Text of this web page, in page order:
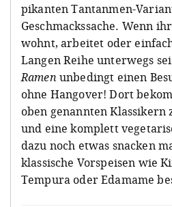
pikanten Tantanmen-
Geschmackssache. Wenn
wohnt, arbeitet oder
Langen Reihe unterwegs
Ramen unbedingt einen
ohne Hangover! Dort
oben genannten Klassikern
und eine komplett
dazu noch etwas snacken
klassische Vorspeisen wie
Tempura oder Edamame